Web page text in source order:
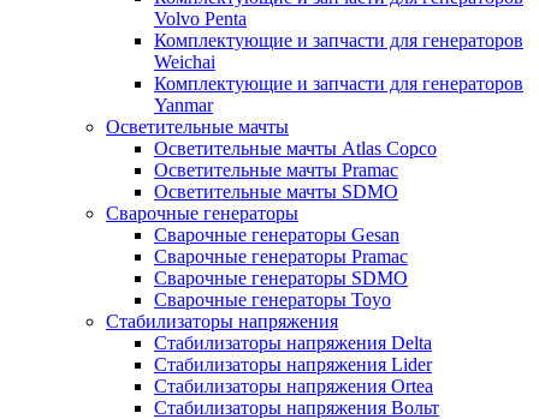
Volvo Penta
Комплектующие и запчасти для генераторов
Weichai
Комплектующие и запчасти для генераторов
Yanmar
Осветительные мачты
Осветительные мачты Atlas Copco
Осветительные мачты Pramac
Осветительные мачты SDMO
Сварочные генераторы
Сварочные генераторы Gesan
Сварочные генераторы Pramac
Сварочные генераторы SDMO
Сварочные генераторы Toyo
Стабилизаторы напряжения
Стабилизаторы напряжения Delta
Стабилизаторы напряжения Lider
Стабилизаторы напряжения Ortea
Стабилизаторы напряжения Вольт